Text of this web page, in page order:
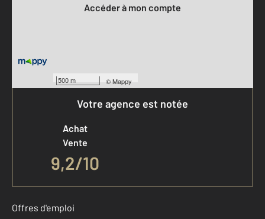
500 m ©Mappy
Accéder à mon compte
Votre agence est notée
Achat
Vente
9,2/10
Offres d'emploi